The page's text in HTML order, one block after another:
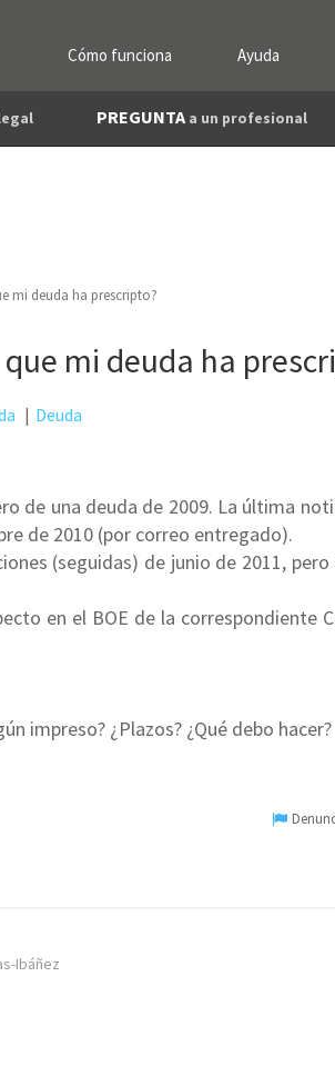
Cómo funciona Ayuda
PREGUNTA a un profesional
mi deuda ha prescripto?
mi deuda ha
Deuda
de una deuda de 2009. La última
de 2010 (por correo entregado).
(seguidas) de junio de 2011, pero
en el BOE de la correspondiente
impreso? ¿Plazos? ¿Qué debo hacer?
Ibáñez